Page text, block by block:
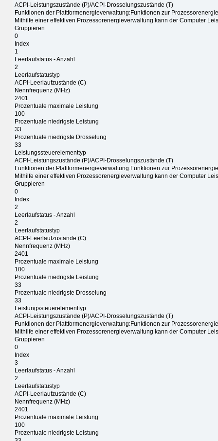
ACPI-Leistungszustände (P)/ACPI-Drosselungszustände (T)
Funktionen der Plattformenergieverwaltung:Funktionen zur
Mithilfe einer effektiven Prozessorenergieverwaltung kann der Computer
Gruppieren
0
Index
1
Leerlaufstatus - Anzahl
2
Leerlaufstatustyp
ACPI-Leerlaufzustände (C)
Nennfrequenz (MHz)
2401
Prozentuale maximale Leistung
100
Prozentuale niedrigste Leistung
33
Prozentuale niedrigste Drosselung
33
Leistungssteuerelementtyp
ACPI-Leistungszustände (P)/ACPI-Drosselungszustände (T)
Funktionen der Plattformenergieverwaltung:Funktionen zur
Mithilfe einer effektiven Prozessorenergieverwaltung kann der Computer
Gruppieren
0
Index
2
Leerlaufstatus - Anzahl
2
Leerlaufstatustyp
ACPI-Leerlaufzustände (C)
Nennfrequenz (MHz)
2401
Prozentuale maximale Leistung
100
Prozentuale niedrigste Leistung
33
Prozentuale niedrigste Drosselung
33
Leistungssteuerelementtyp
ACPI-Leistungszustände (P)/ACPI-Drosselungszustände (T)
Funktionen der Plattformenergieverwaltung:Funktionen zur
Mithilfe einer effektiven Prozessorenergieverwaltung kann der Computer
Gruppieren
0
Index
3
Leerlaufstatus - Anzahl
2
Leerlaufstatustyp
ACPI-Leerlaufzustände (C)
Nennfrequenz (MHz)
2401
Prozentuale maximale Leistung
100
Prozentuale niedrigste Leistung